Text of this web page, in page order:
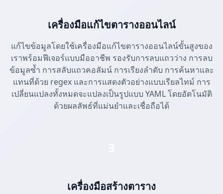
เครื่องมือแก้ไขตารางออนไลน์
แก้ไขข้อมูลโดยใช้เครื่องมือแก้ไขตารางออนไลน์ขั้นสูงของ
เราพร้อมฟีเจอร์แบบมืออาชีพ รองรับการลบแถวว่าง การลบ
ข้อมูลซ้ำ การสลับแถวคอลัมน์ การเรียงลำดับ การค้นหาและ
แทนที่ด้วย regex และการแสดงตัวอย่างแบบเรียลไทม์ การ
เปลี่ยนแปลงทั้งหมดจะแปลงเป็นรูปแบบ YAML โดยอัตโนมัติ
ด้วยผลลัพธ์ที่แม่นยำและเชื่อถือได้
เครื่องมือสร้างตาราง